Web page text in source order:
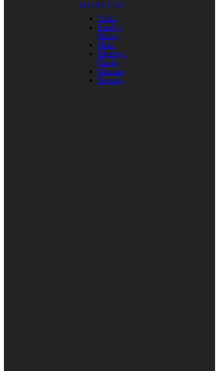
VOĽNÝ ČAS
Tričká
Bundy /
Mikiny
Obuv
Šiltovky /
Čiapky
Okuliare
Doplnky